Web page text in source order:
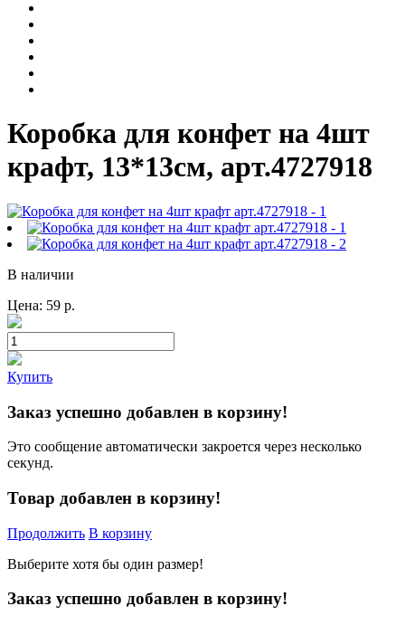
Коробка для конфет на 4шт
крафт, 13*13см, арт.4727918
В наличии
Цена: 59 р.
Купить
Заказ успешно добавлен в корзину!
Это сообщение автоматически закроется через несколько
секунд.
Товар добавлен в корзину!
Продолжить В корзину
Выберите хотя бы один размер!
Заказ успешно добавлен в корзину!